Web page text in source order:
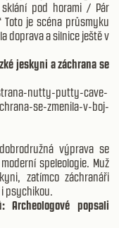
pod horami / Pár
je scéna průsmyku
doprava a silnice ještě v
jeskyni a záchrana se
nutty-putty-cave-
se-zmenila-v-boj-
výprava se
speleologie. Muž
zatímco záchranáři
psychikou.
popsali